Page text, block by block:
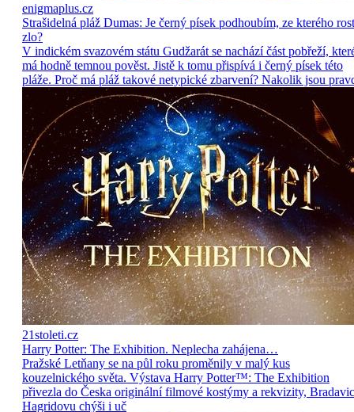
enigmaplus.cz
Strašidelná pláž Dumas: Je černý písek podhoubím, ze kterého
zlo?
V indickém svazovém státu Gudžarát se nachází část pobřeží,
má hodně temnou pověst. Jistě k tomu přispívá i černý písek této
pláže. Proč má pláž takové netypické zbarvení? Nakolik jsou
21stoleti.cz
Harry Potter: The Exhibition. Neplecha zahájena…
Pražské Letňany se na půl roku proměnily v malý kus
kouzelnického světa. Výstava Harry Potter™: The Exhibition
přivezla do Česka originální filmové kostýmy a rekvizity,
Hagridovu chýši i uč